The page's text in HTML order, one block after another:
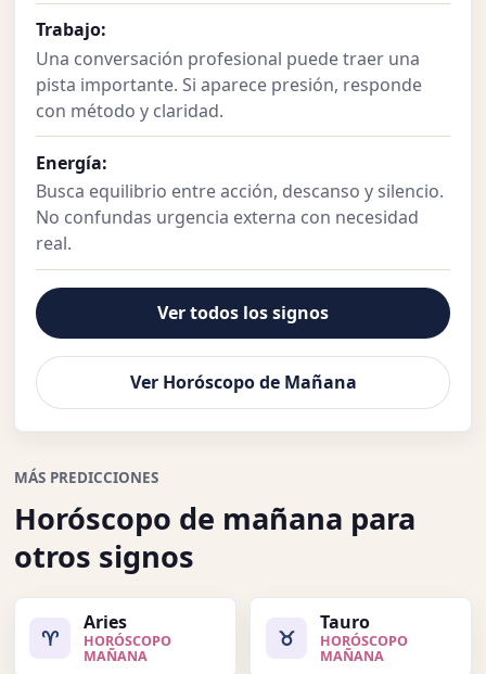
Trabajo:
Una conversación profesional puede traer una
pista importante. Si aparece presión, responde
con método y claridad.
Energía:
Busca equilibrio entre acción, descanso y silencio.
No confundas urgencia externa con necesidad
real.
Ver todos los signos
Ver Horóscopo de Mañana
MÁS PREDICCIONES
Horóscopo de mañana para
otros signos
♈
Aries
HORÓSCOPO
MAÑANA
♉
Tauro
HORÓSCOPO
MAÑANA